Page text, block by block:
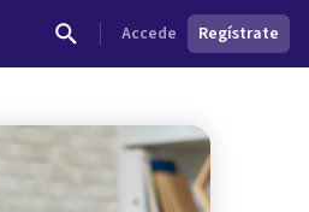
Accede Regístrate